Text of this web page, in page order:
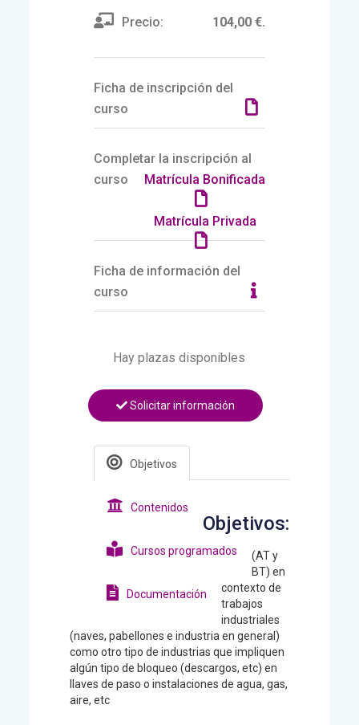
Precio: 104,00 €.
Ficha de inscripción del
curso
Completar la inscripción al
curso
Matrícula Bonificada
Matrícula Privada
Ficha de información del
curso
Hay plazas disponibles
Solicitar información
Objetivos
Contenidos
Cursos programados
Documentación
Objetivos:
(AT y
BT) en
contexto de
trabajos
industriales
(naves, pabellones e industria en general)
como otro tipo de industrias que impliquen
algún tipo de bloqueo (descargos, etc) en
llaves de paso o instalaciones de agua, gas,
aire, etc